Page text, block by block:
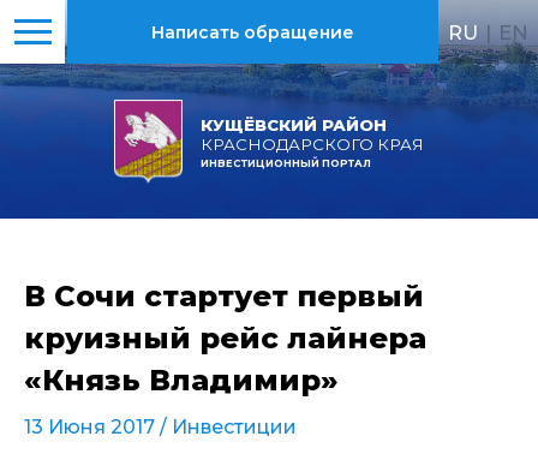
КУЩЁВСКИЙ РАЙОН
КРАСНОДАРСКОГО КРАЯ
ИНВЕСТИЦИОННЫЙ ПОРТАЛ
Написать обращение RU | EN
В Сочи стартует первый
круизный рейс лайнера
«Князь Владимир»
13 Июня 2017 / Инвестиции